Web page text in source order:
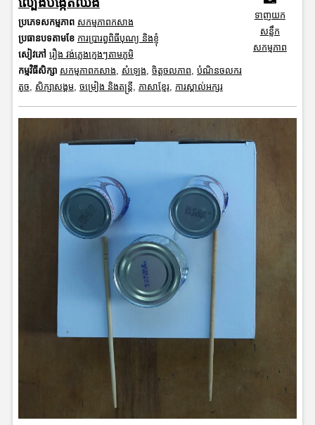
ប្រភេទសកម្មភាព សកម្មភាពកសាង
ប្រធានបទតាមខែ ការប្រារព្ធពិធីបុណ្យ និងខ្ញុំ
សៀវភៅ រឿង វង់ភ្លេងក្មេងៗតាមភូមិ
កម្មវិធីសិក្សា សកម្មភាពកសាង សំឡេង ចិត្តចលភាព បំណិនចលករ
តូច
សិក្សាសង្គម, ចម្រៀង និងតន្ត្រី ភាសាខ្មែរ, ការស្គាល់អក្សរ
ទាញយក
សន្លឹក
សកម្មភាព